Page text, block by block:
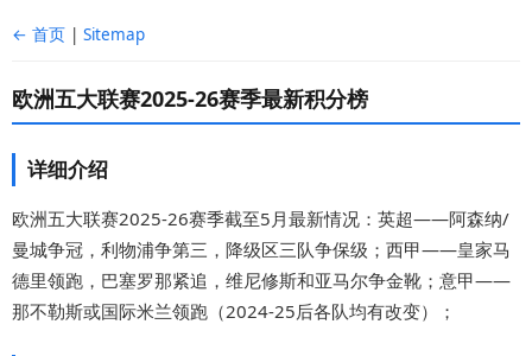
← 首页 | Sitemap
欧洲五大联赛2025-26赛季最新积分榜
详细介绍
欧洲五大联赛2025-26赛季截至5月最新情况：英超——阿森纳/
曼城争冠，利物浦争第三，降级区三队争保级；西甲——皇家马
德里领跑，巴塞罗那紧追，维尼修斯和亚马尔争金靴；意甲——
那不勒斯或国际米兰领跑（2024-25后各队均有改变）；